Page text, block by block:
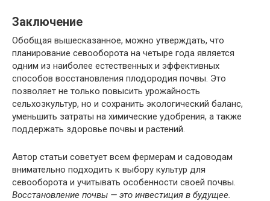
Заключение
Обобщая вышесказанное, можно утверждать, что
планирование севооборота на четыре года является
одним из наиболее естественных и эффективных
способов восстановления плодородия почвы. Это
позволяет не только повысить урожайность
сельхозкультур, но и сохранить экологический баланс,
уменьшить затраты на химические удобрения, а также
поддержать здоровье почвы и растений.
Автор статьи советует всем фермерам и садоводам
внимательно подходить к выбору культур для
севооборота и учитывать особенности своей почвы.
Восстановление почвы — это инвестиция в будущее.